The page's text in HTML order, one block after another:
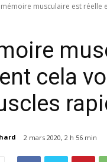
mémoire musculaire est réelle
cela
2 mars 2020, 2 h 56 min